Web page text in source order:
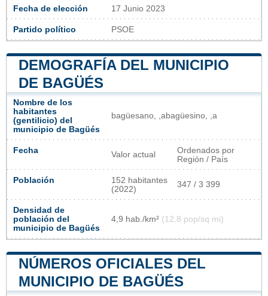
Fecha de elección 17 Junio 2023
Partido político PSOE
DEMOGRAFÍA DEL MUNICIPIO
DE BAGÜÉS
Nombre de los
habitantes
(gentilicio) del
municipio de Bagüés
bagüesano, ,abagüesino, ,a
Fecha Valor actual
Ordenados por
Región / País
Población
152 habitantes
(2022)
347 / 3 399
Densidad de
población del
municipio de Bagüés
4,9 hab./km² (12,8 pop/sq mi)
NÚMEROS OFICIALES DEL
MUNICIPIO DE BAGÜÉS